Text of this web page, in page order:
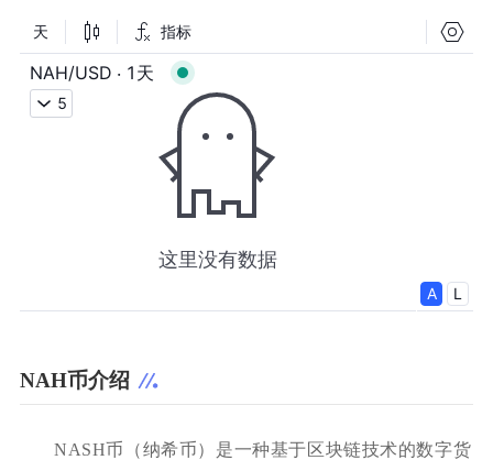
NAH币介绍
NASH币（纳希币）是一种基于区块链技术的数字货